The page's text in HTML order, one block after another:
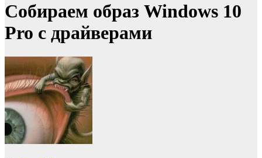
Собираем образ Windows 10
Pro с драйверами